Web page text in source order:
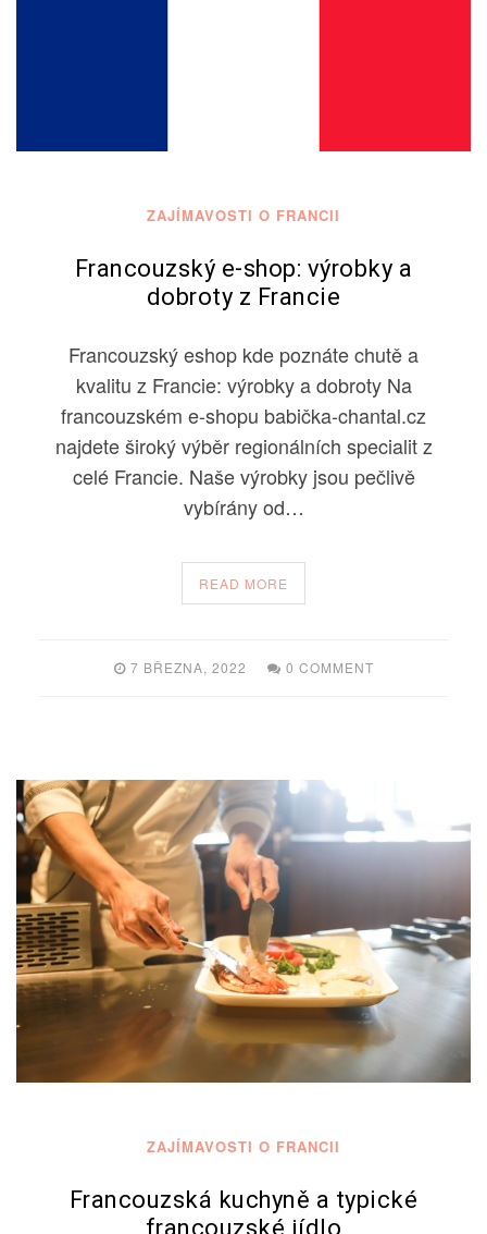
ZAJÍMAVOSTI O FRANCII
Francouzský e-shop: výrobky a
dobroty z Francie
Francouzský eshop kde poznáte chutě a
kvalitu z Francie: výrobky a dobroty Na
francouzském e-shopu babička-chantal.cz
najdete široký výběr regionálních specialit z
celé Francie. Naše výrobky jsou pečlivě
vybírány od…
READ MORE
7 BŘEZNA, 2022 0 COMMENT
ZAJÍMAVOSTI O FRANCII
Francouzská kuchyně a typické